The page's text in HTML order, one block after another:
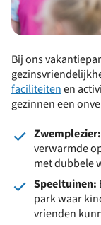
Bij ons
faciliteitenen
gezinnen een
Zwemplezier:
verwarmde
met dubbele
Speeltuinen:
park waar
vrienden